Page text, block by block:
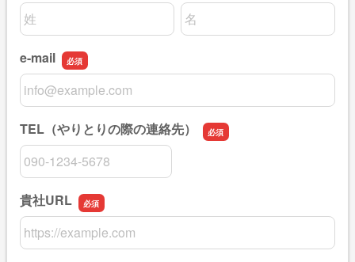
名前の姓
名前の名
e-mail
e-mail
TEL（やりとりの際の連絡先）
TEL（やりとりの際の連絡先）
貴社URL
貴社URL